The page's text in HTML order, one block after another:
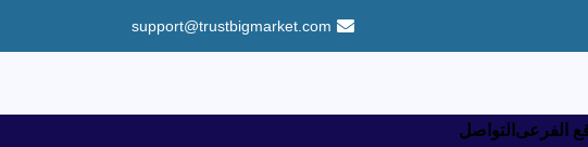
support@trustbigmarket.com
الفرعى التواصل